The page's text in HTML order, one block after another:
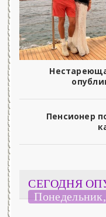
Пенсионер
СЕГОДНЯ